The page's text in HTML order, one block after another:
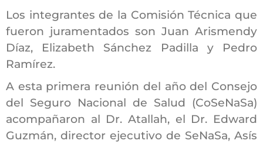
Los integrantes de la Comisión Técnica que
fueron juramentados son Juan Arismendy
Díaz, Elizabeth Sánchez Padilla y Pedro
Ramírez.
A esta primera reunión del año del Consejo
del Seguro Nacional de Salud (CoSeNaSa)
acompañaron al Dr. Atallah, el Dr. Edward
Guzmán, director ejecutivo de SeNaSa, Asís